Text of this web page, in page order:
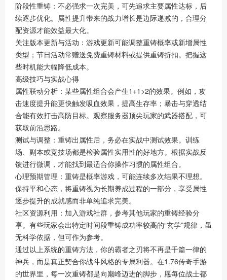
阶段性重铸：不必强求一次完美，可先追求主要属性达标，后
续逐步优化。属性提升带来的战力增长是边际递减的，合理分
配资源才能效益最大化。
关注版本更新与活动：游戏更新可能调整重铸概率或新增属性
类型；节日活动常赠送免费重铸材料或提供重铸折扣。把握这
些时机能大幅降低成本。
高级技巧与实战心得
属性联动分析：某些属性组合会产生1+1>2的效果。例如，攻
击速度提升能更快触发吸血效果，提高生存率；暴击与穿透结
合能有效打击高防目标。观察服务器顶尖玩家的武器搭配，可
获取前沿思路。
测试与调整：重铸出属性后，务必在实战中测试效果。训练
场、副本或竞技场都是检验属性实用性的好地方。根据实战反
馈进行微调，才能找到最适合你操作习惯的属性组合。
心理预期管理：重铸是概率游戏，可能连续多次结果不理想。
保持平和心态，将重铸视为长期养成过程的一部分，享受属性
逐步提升的成就感而非单纯追求完美。
社区资源利用：加入游戏社群，参考其他玩家的重铸经验分
享。有些玩家会出特定时间段重铸成功率较高的“玄学”规律，虽
无科学依据，但可作为参考。
通过以上系统的重铸方法，你的霸者之刃将不再是千篇一律的
神兵，而是真正契合你战斗风格的专属利器。在1.76传奇手游
的世界里，每一次重铸都是向巅峰迈进的脚步，愿每位战士都